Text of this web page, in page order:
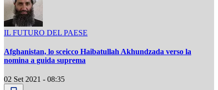
IL FUTURO DEL PAESE
Afghanistan, lo sceicco Haibatullah Akhundzada verso la
nomina a guida suprema
02 Set 2021 - 08:35